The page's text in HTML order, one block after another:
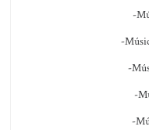
-
-
-
-
-